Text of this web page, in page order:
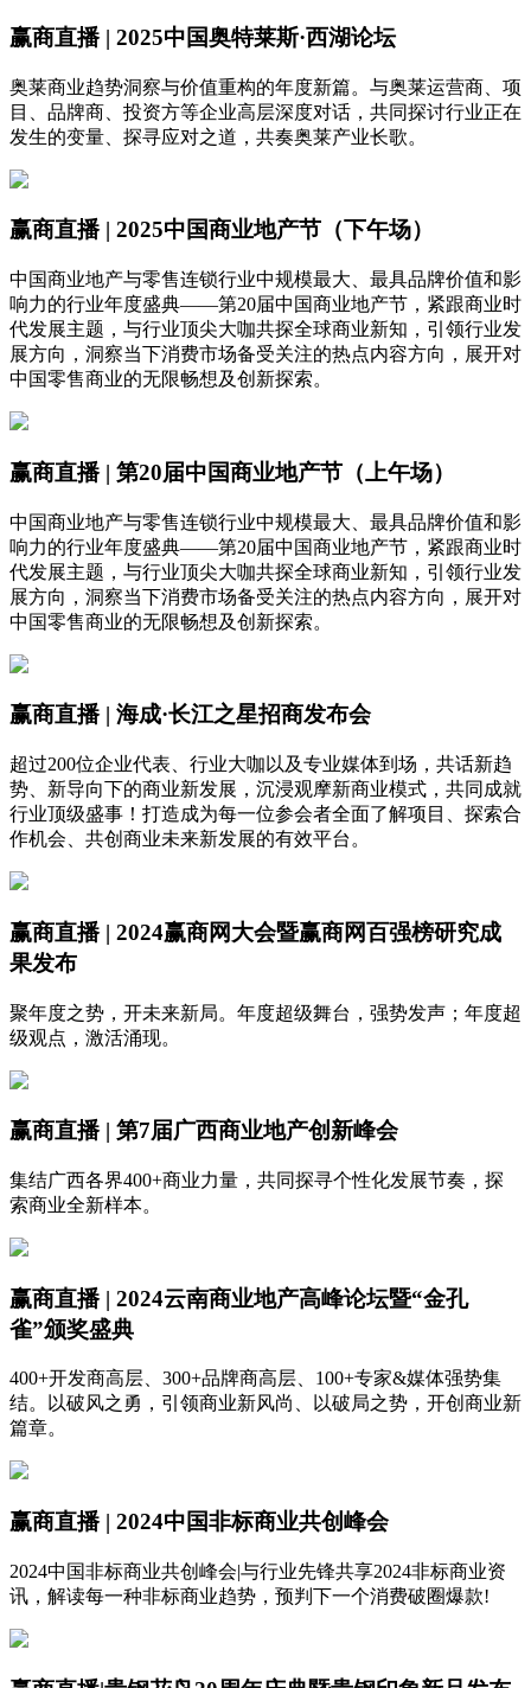
赢商直播 | 2025中国奥特莱斯·西湖论坛
奥莱商业趋势洞察与价值重构的年度新篇。与奥莱运营商、项
目、品牌商、投资方等企业高层深度对话，共同探讨行业正在
发生的变量、探寻应对之道，共奏奥莱产业长歌。
赢商直播 | 2025中国商业地产节（下午场）
中国商业地产与零售连锁行业中规模最大、最具品牌价值和影
响力的行业年度盛典——第20届中国商业地产节，紧跟商业时
代发展主题，与行业顶尖大咖共探全球商业新知，引领行业发
展方向，洞察当下消费市场备受关注的热点内容方向，展开对
中国零售商业的无限畅想及创新探索。
赢商直播 | 第20届中国商业地产节（上午场）
中国商业地产与零售连锁行业中规模最大、最具品牌价值和影
响力的行业年度盛典——第20届中国商业地产节，紧跟商业时
代发展主题，与行业顶尖大咖共探全球商业新知，引领行业发
展方向，洞察当下消费市场备受关注的热点内容方向，展开对
中国零售商业的无限畅想及创新探索。
赢商直播 | 海成·长江之星招商发布会
超过200位企业代表、行业大咖以及专业媒体到场，共话新趋
势、新导向下的商业新发展，沉浸观摩新商业模式，共同成就
行业顶级盛事！打造成为每一位参会者全面了解项目、探索合
作机会、共创商业未来新发展的有效平台。
赢商直播 | 2024赢商网大会暨赢商网百强榜研究成
果发布
聚年度之势，开未来新局。年度超级舞台，强势发声；年度超
级观点，激活涌现。
赢商直播 | 第7届广西商业地产创新峰会
集结广西各界400+商业力量，共同探寻个性化发展节奏，探
索商业全新样本。
赢商直播 | 2024云南商业地产高峰论坛暨“金孔
雀”颁奖盛典
400+开发商高层、300+品牌商高层、100+专家&媒体强势集
结。以破风之勇，引领商业新风尚、以破局之势，开创商业新
篇章。
赢商直播 | 2024中国非标商业共创峰会
2024中国非标商业共创峰会|与行业先锋共享2024非标商业资
讯，解读每一种非标商业趋势，预判下一个消费破圈爆款!